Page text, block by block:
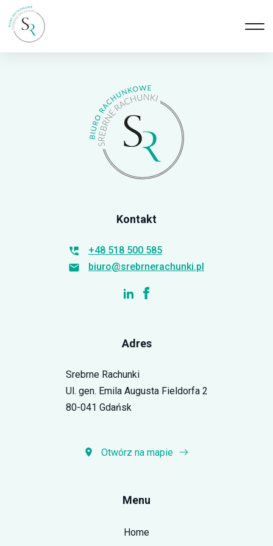
Kontakt
+48 518 500 585
biuro@srebrnerachunki.pl
Adres
Srebrne Rachunki
Ul. gen. Emila Augusta Fieldorfa 2
80-041 Gdańsk
Otwórz na mapie
Menu
Home